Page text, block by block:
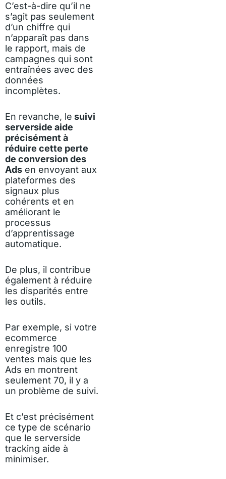
C’est-à-dire qu’il ne
s’agit pas seulement
d’un chiffre qui
n’apparaît pas dans
le rapport, mais de
campagnes qui sont
entraînées avec des
données
incomplètes.
En revanche, le suivi
serverside aide
précisément à
réduire cette perte
de conversion des
Ads en envoyant aux
plateformes des
signaux plus
cohérents et en
améliorant le
processus
d’apprentissage
automatique.
De plus, il contribue
également à réduire
les disparités entre
les outils.
Par exemple, si votre
ecommerce
enregistre 100
ventes mais que les
Ads en montrent
seulement 70, il y a
un problème de suivi.
Et c’est précisément
ce type de scénario
que le serverside
tracking aide à
minimiser.